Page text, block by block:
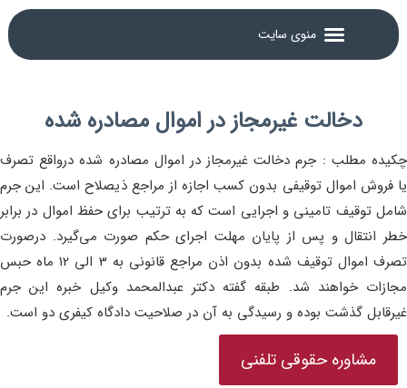
دخالت غیرمجاز در اموال مصادره شده
چکیده مطلب : جرم دخالت غیرمجاز در اموال مصادره شده درواقع تصرف
یا فروش اموال توقیفی بدون کسب اجازه از مراجع ذیصلاح است. این جرم
شامل توقیف تامینی و اجرایی است که به ترتیب برای حفظ اموال در برابر
خطر انتقال و پس از پایان مهلت اجرای حکم صورت می‌گیرد. درصورت
تصرف اموال توقیف شده بدون اذن مراجع قانونی به 3 الی 12 ماه حبس
مجازات خواهند شد. طبقه گفته دکتر عبدالمحمد وکیل خبره این جرم
غیرقابل گذشت بوده و رسیدگی به آن در صلاحیت دادگاه کیفری دو است.
مشاوره حقوقی تلفنی